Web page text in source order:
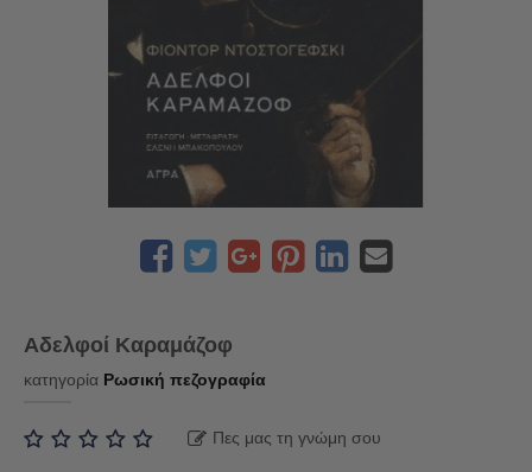
Αδελφοί Καραμάζοφ
κατηγορία Ρωσική πεζογραφία
Πες μας τη γνώμη σου